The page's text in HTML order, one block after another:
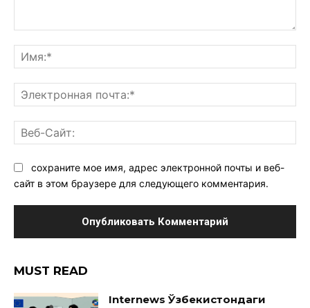
сохраните мое имя, адрес электронной почты и веб-
сайт в этом браузере для следующего комментария.
MUST READ
Internews Ўзбекистондаги